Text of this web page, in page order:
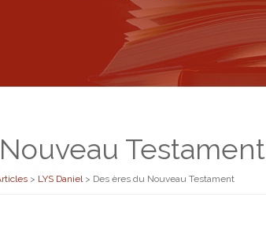
Testament
> LYS Daniel> Des ères du Nouveau Testament